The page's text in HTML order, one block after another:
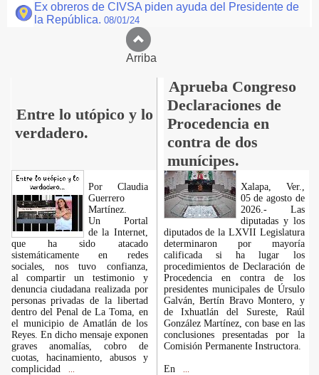
Ex obreros de CIVSA piden ayuda del Presidente de
la República. 08/01/24
Arriba
Entre lo utópico y lo
verdadero.
Aprueba Congreso
Declaraciones de
Procedencia en
contra de dos
munícipes.
Por Claudia
Guerrero
Martínez.
​Un Portal
de la Internet,
que ha sido atacado
sistemáticamente en redes
sociales, nos tuvo confianza,
al compartir un testimonio y
denuncia ciudadana realizada por
personas privadas de la libertad
dentro del Penal de La Toma, en
el municipio de Amatlán de los
Reyes. En dicho mensaje exponen
graves anomalías, cobro de
cuotas, hacinamiento, abusos y
complicidad
Xalapa, Ver.,
05 de agosto de
2026.- Las
diputadas y los
diputados de la LXVII Legislatura
determinaron por mayoría
calificada si ha lugar los
procedimientos de Declaración de
Procedencia en contra de los
presidentes municipales de Úrsulo
Galván, Bertín Bravo Montero, y
de Ixhuatlán del Sureste, Raúl
González Martínez, con base en las
conclusiones presentadas por la
Comisión Permanente Instructora.
En